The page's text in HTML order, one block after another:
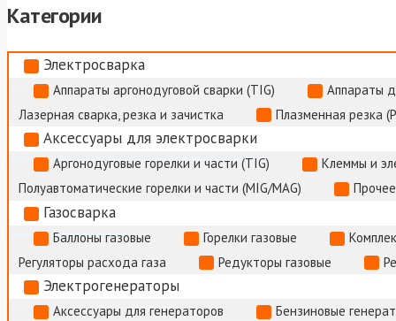
Категории
Электросварка
Аппараты аргонодуговой сварки (TIG)
Аппараты
Лазерная сварка, резка и зачистка
Плазменная резка
Аксессуары для электросварки
Аргонодуговые горелки и части (TIG)
Клеммы и
Полуавтоматические горелки и части (MIG/MAG)
Газосварка
Баллоны газовые Горелки газовые
Регуляторы расхода газа
Редукторы газовые
Электрогенераторы
Аксессуары для генераторов Бензиновые